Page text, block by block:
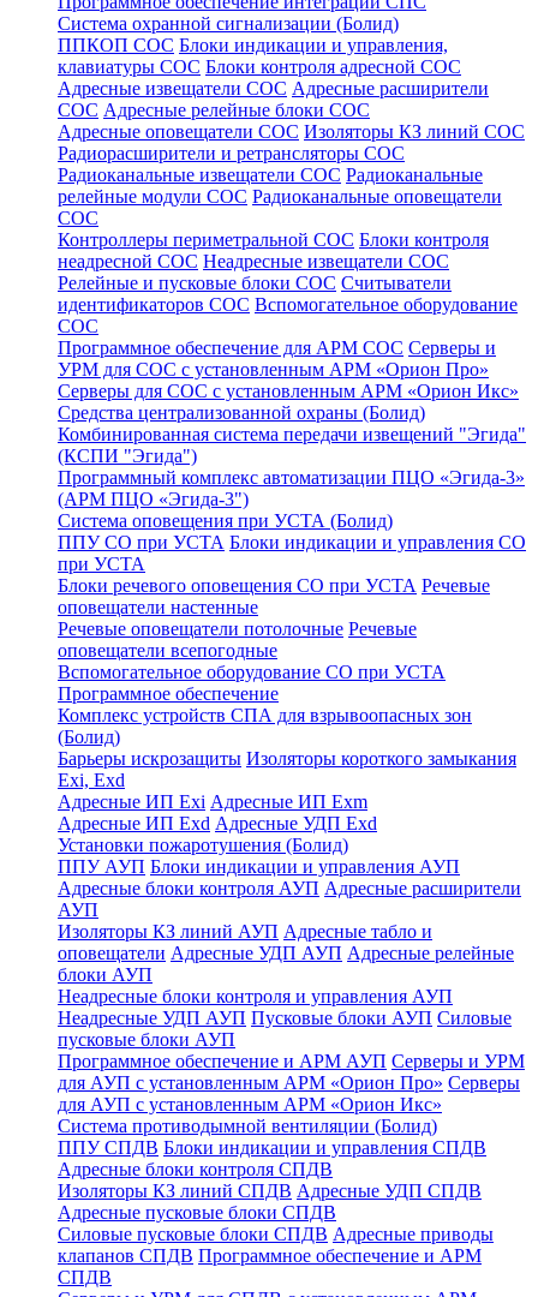
Система охранной сигнализации (Болид)
ППКОП СОС Блоки индикации и управления,
клавиатуры СОС Блоки контроля адресной СОС
Адресные извещатели СОС Адресные расширители
СОС Адресные релейные блоки СОС
Адресные оповещатели СОС Изоляторы КЗ линий СОС
Радиорасширители и ретрансляторы СОС
Радиоканальные извещатели СОС Радиоканальные
релейные модули СОС Радиоканальные оповещатели
СОС
Контроллеры периметральной СОС Блоки контроля
неадресной СОС Неадресные извещатели СОС
Релейные и пусковые блоки СОС Считыватели
идентификаторов СОС Вспомогательное оборудование
СОС
Программное обеспечение для АРМ СОС Серверы и
УРМ для СОС с установленным АРМ «Орион Про»
Серверы для СОС с установленным АРМ «Орион Икс»
Средства централизованной охраны (Болид)
Комбинированная система передачи извещений "Эгида"
(КСПИ "Эгида")
Программный комплекс автоматизации ПЦО «Эгида-3»
(АРМ ПЦО «Эгида-3")
Система оповещения при УСТА (Болид)
ППУ СО при УСТА Блоки индикации и управления СО
при УСТА
Блоки речевого оповещения СО при УСТА Речевые
оповещатели настенные
Речевые оповещатели потолочные Речевые
оповещатели всепогодные
Вспомогательное оборудование СО при УСТА
Программное обеспечение
Комплекс устройств СПА для взрывоопасных зон
(Болид)
Барьеры искрозащиты Изоляторы короткого замыкания
Exi, Exd
Адресные ИП Exi Адресные ИП Exm
Адресные ИП Exd Адресные УДП Exd
Установки пожаротушения (Болид)
ППУ АУП Блоки индикации и управления АУП
Адресные блоки контроля АУП Адресные расширители
АУП
Изоляторы КЗ линий АУП Адресные табло и
оповещатели Адресные УДП АУП Адресные релейные
блоки АУП
Неадресные блоки контроля и управления АУП
Неадресные УДП АУП Пусковые блоки АУП Силовые
пусковые блоки АУП
Программное обеспечение и АРМ АУП Серверы и УРМ
для АУП с установленным АРМ «Орион Про» Серверы
для АУП с установленным АРМ «Орион Икс»
Система противодымной вентиляции (Болид)
ППУ СПДВ Блоки индикации и управления СПДВ
Адресные блоки контроля СПДВ
Изоляторы КЗ линий СПДВ Адресные УДП СПДВ
Адресные пусковые блоки СПДВ
Силовые пусковые блоки СПДВ Адресные приводы
клапанов СПДВ Программное обеспечение и АРМ
СПДВ